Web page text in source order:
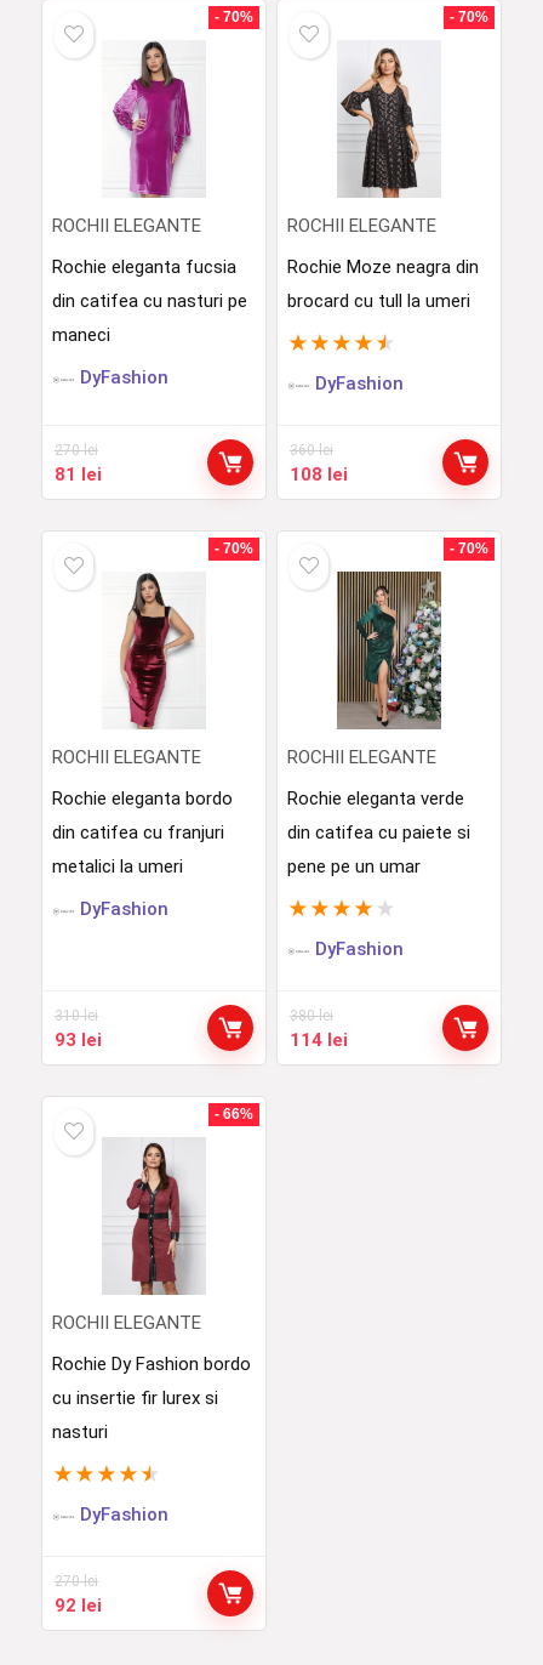
- 70%
ROCHII ELEGANTE
Rochie eleganta fucsia
din catifea cu nasturi pe
maneci
DyFashion
270lei
Prețul
inițial
270 lei.
81 leiPrețul
curent
- 70%
ROCHII ELEGANTE
Rochie Moze neagra din
brocard cu tull la umeri
★ ★ ★ ★ ★
DyFashion
360lei
Prețul
inițial
360 lei.
108 leiPrețul
curent
- 70%
ROCHII ELEGANTE
Rochie eleganta bordo
din catifea cu franjuri
metalici la umeri
DyFashion
310lei
Prețul
inițial
310 lei.
93 leiPrețul
curent
- 70%
ROCHII ELEGANTE
Rochie eleganta verde
din catifea cu paiete si
pene pe un umar
★ ★ ★ ★ ★
DyFashion
380lei
Prețul
inițial
114 leiPrețul
curent
- 66%
ROCHII ELEGANTE
Rochie Dy Fashion bordo
cu insertie fir lurex si
nasturi
★ ★ ★ ★ ★
DyFashion
270lei
Prețul
inițial
92 leiPrețul
curent